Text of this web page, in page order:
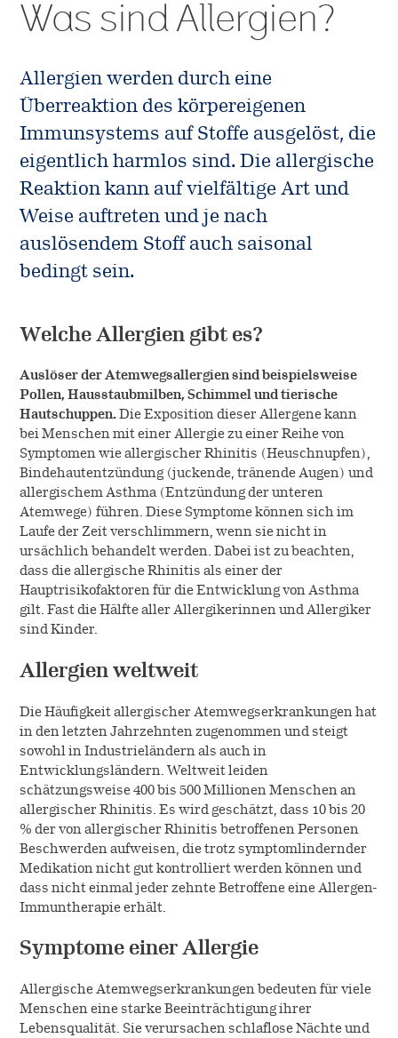
SQ-Standardisierung
Forschung
Entwicklung
Produktion
Anwendungsbeobachtungen
Arbeiten bei ALK
Freie Stellen
Cultural Beliefs
Unternehmen
ALK Österreich
ALK International
Geschichte
EFPIA
Presse
Kontakt
Online-Bestellungen
Was sind Allergien?
Allergien werden durch eine
Überreaktion des körpereigenen
Immunsystems auf Stoffe ausgelöst, die
eigentlich harmlos sind. Die allergische
Reaktion kann auf vielfältige Art und
Weise auftreten und je nach
auslösendem Stoff auch saisonal
bedingt sein.
Welche Allergien gibt es?
Auslöser der Atemwegsallergien sind beispielsweise
Pollen, Hausstaubmilben, Schimmel und tierische
Hautschuppen.Die Exposition dieser Allergene kann
bei Menschen mit einer Allergie zu einer Reihe von
Symptomen wie allergischer Rhinitis (Heuschnupfen),
Bindehautentzündung (juckende, tränende Augen) und
allergischem Asthma (Entzündung der unteren
Atemwege) führen. Diese Symptome können sich im
Laufe der Zeit verschlimmern, wenn sie nicht in
ursächlich behandelt werden. Dabei ist zu beachten,
dass die allergische Rhinitis als einer der
Hauptrisikofaktoren für die Entwicklung von Asthma
gilt. Fast die Hälfte aller Allergikerinnen und Allergiker
sind Kinder.
Allergien weltweit
Die Häufigkeit allergischer Atemwegserkrankungen hat
in den letzten Jahrzehnten zugenommen und steigt
sowohl in Industrieländern als auch in
Entwicklungsländern. Weltweit leiden
schätzungsweise 400 bis 500 Millionen Menschen an
allergischer Rhinitis. Es wird geschätzt, dass 10 bis 20
% der von allergischer Rhinitis betroffenen Personen
Beschwerden aufweisen, die trotz symptomlindernder
Medikation nicht gut kontrolliert werden können und
dass nicht einmal jeder zehnte Betroffene eine Allergen-
Immuntherapie erhält.
Symptome einer Allergie
Allergische Atemwegserkrankungen bedeuten für viele
Menschen eine starke Beeinträchtigung ihrer
Lebensqualität. Sie verursachen schlaflose Nächte und